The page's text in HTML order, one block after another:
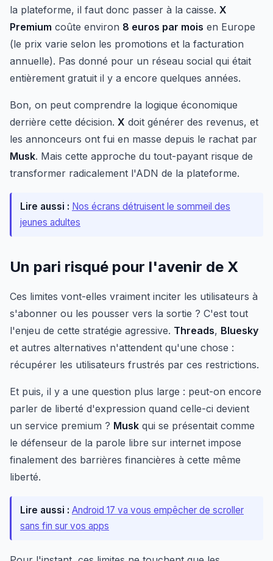
la plateforme, il faut donc passer à la caisse. X
Premium coûte environ 8 euros par mois en Europe
(le prix varie selon les promotions et la facturation
annuelle). Pas donné pour un réseau social qui était
entièrement gratuit il y a encore quelques années.
Bon, on peut comprendre la logique économique
derrière cette décision. X doit générer des revenus, et
les annonceurs ont fui en masse depuis le rachat par
Musk. Mais cette approche du tout-payant risque de
transformer radicalement l'ADN de la plateforme.
Lire aussi : Nos écrans détruisent le sommeil des
jeunes adultes
Un pari risqué pour l'avenir de X
Ces limites vont-elles vraiment inciter les utilisateurs à
s'abonner ou les pousser vers la sortie ? C'est tout
l'enjeu de cette stratégie agressive. Threads, Bluesky
et autres alternatives n'attendent qu'une chose :
récupérer les utilisateurs frustrés par ces restrictions.
Et puis, il y a une question plus large : peut-on encore
parler de liberté d'expression quand celle-ci devient
un service premium ? Musk qui se présentait comme
le défenseur de la parole libre sur internet impose
finalement des barrières financières à cette même
liberté.
Lire aussi : Android 17 va vous empêcher de scroller
sans fin sur vos apps